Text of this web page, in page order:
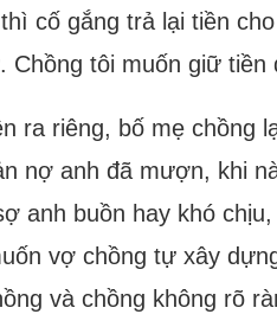
cố gắng trả lại tiền
tôi muốn giữ
ra riêng, bố mẹ
nợ anh đã mượn, khi
anh buồn hay khó
vợ chồng tự xây
và chồng không rõ